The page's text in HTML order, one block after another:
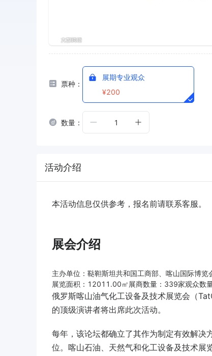
票种：
展期专业观众
¥200
数量： 1
活动介绍
本活动信息仅供参考，报名前请联系客服。
展会介绍
主办单位：鞑靼斯坦共和国工商部、喀山国际博览
展览面积：12011.00㎡展商数量：339家观众数
俄罗斯喀山油气化工设备及技术展览会（
的顶级演讲者将出席此次活动。
每年，该论坛都确立了其作为制定有效解决
位。喀山石油、天然气和化工设备及技术